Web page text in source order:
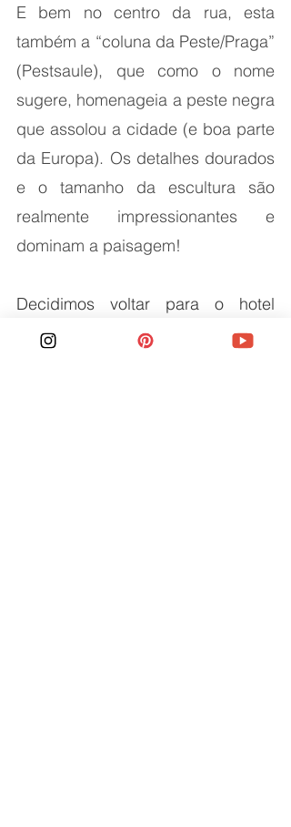
E bem no centro da rua, esta
também a “coluna da Peste/Praga”
(Pestsaule), que como o nome
sugere, homenageia a peste negra
que assolou a cidade (e boa parte
da Europa). Os detalhes dourados
e o tamanho da escultura são
realmente impressionantes e
dominam a paisagem!
Decidimos voltar para o hotel
descansar para acordamos cedo e